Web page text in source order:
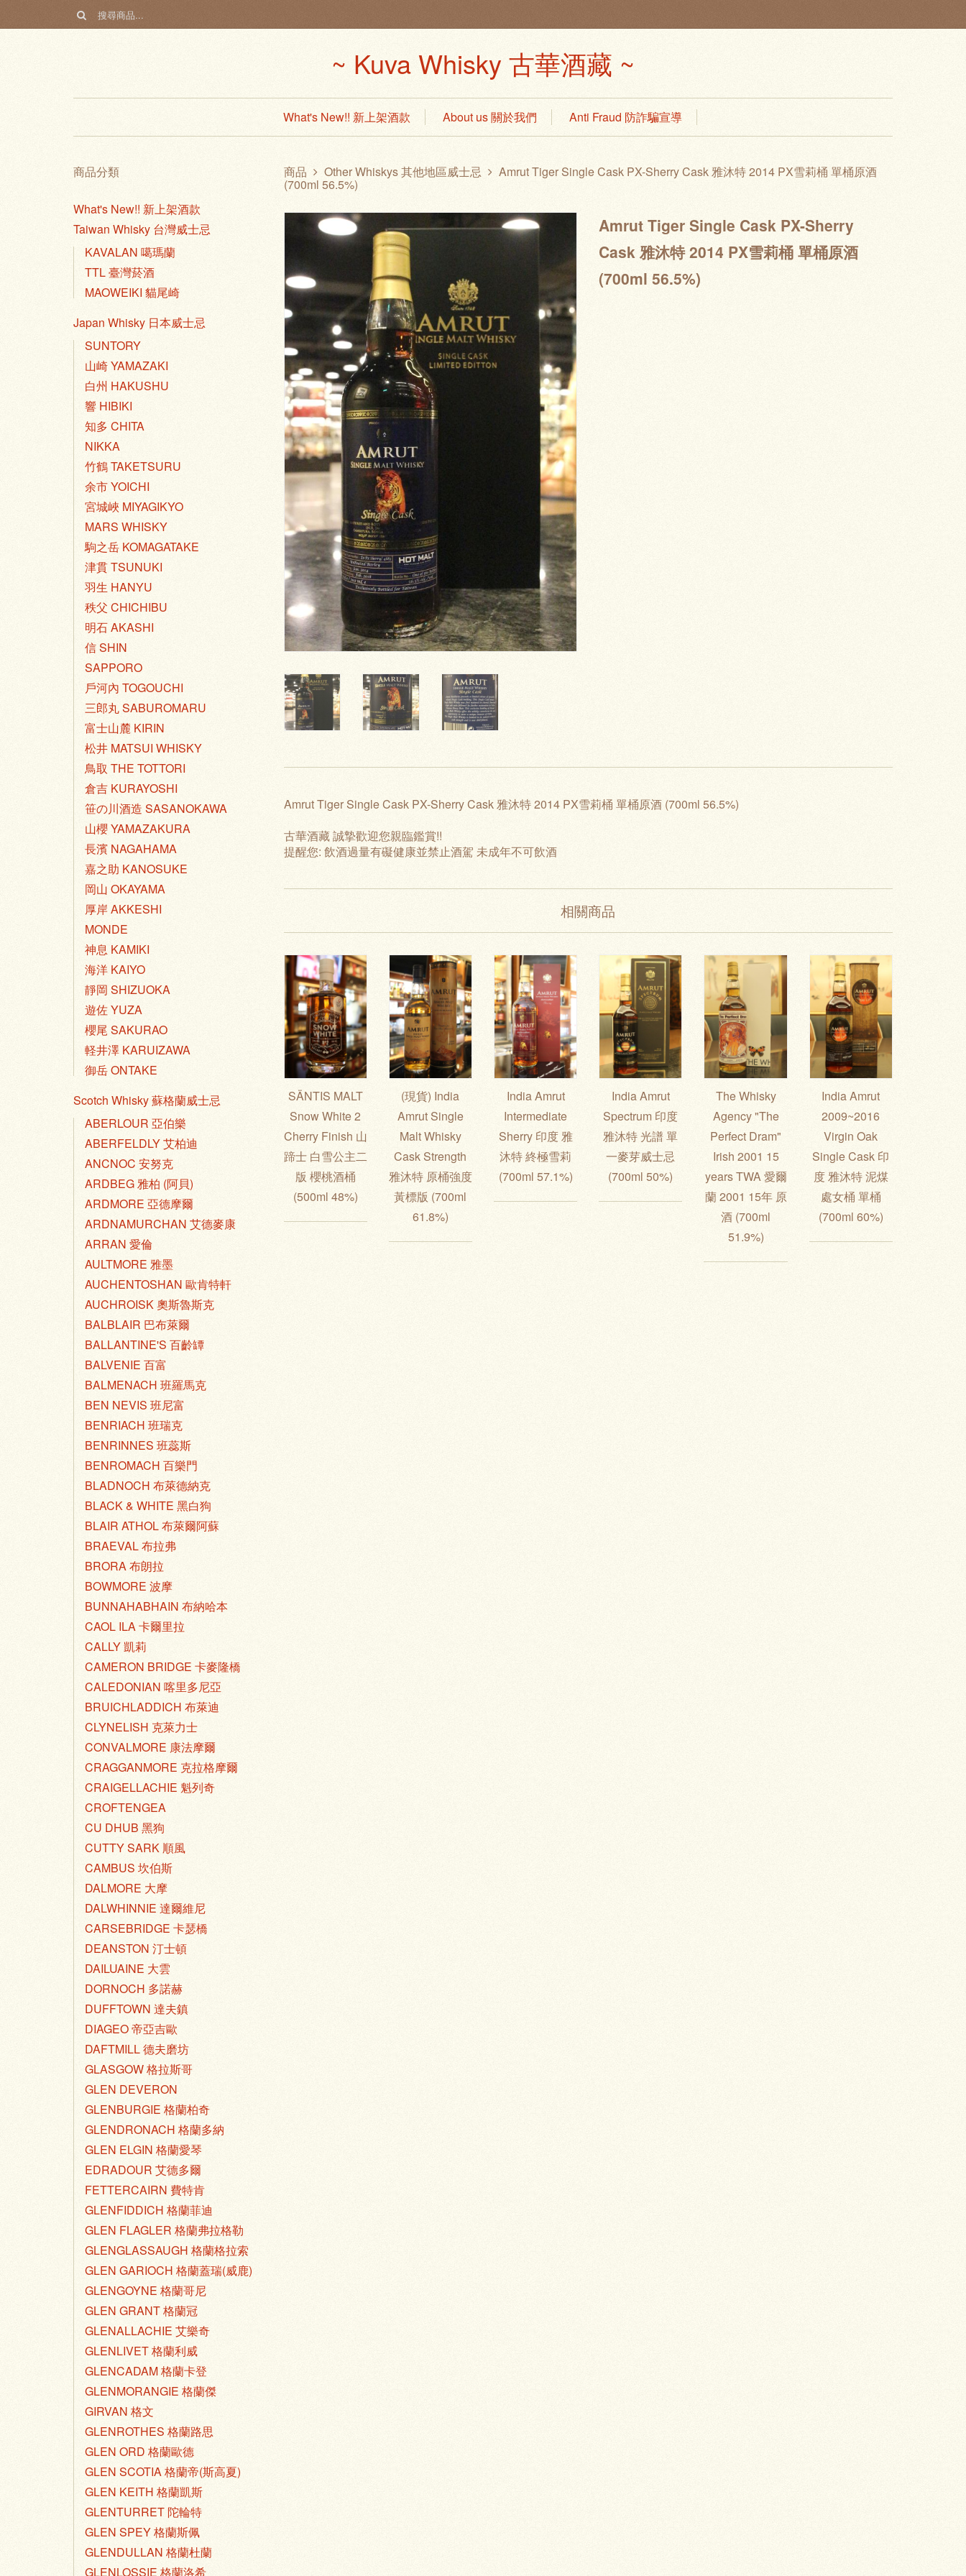
~ Kuva Whisky 古華酒藏 ~
What's New!! 新上架酒款 About us 關於我們 Anti Fraud 防詐騙宣導
商品分類
What's New!! 新上架酒款
Taiwan Whisky 台灣威士忌
KAVALAN 噶瑪蘭
TTL 臺灣菸酒
MAOWEIKI 貓尾崎
Japan Whisky 日本威士忌
SUNTORY
山崎 YAMAZAKI
白州 HAKUSHU
響 HIBIKI
知多 CHITA
NIKKA
竹鶴 TAKETSURU
余市 YOICHI
宮城峽 MIYAGIKYO
MARS WHISKY
駒之岳 KOMAGATAKE
津貫 TSUNUKI
羽生 HANYU
秩父 CHICHIBU
明石 AKASHI
信 SHIN
SAPPORO
戶河內 TOGOUCHI
三郎丸 SABUROMARU
富士山麓 KIRIN
松井 MATSUI WHISKY
鳥取 THE TOTTORI
倉吉 KURAYOSHI
笹の川酒造 SASANOKAWA
山櫻 YAMAZAKURA
長濱 NAGAHAMA
嘉之助 KANOSUKE
岡山 OKAYAMA
厚岸 AKKESHI
MONDE
神息 KAMIKI
海洋 KAIYO
靜岡 SHIZUOKA
遊佐 YUZA
櫻尾 SAKURAO
軽井澤 KARUIZAWA
御岳 ONTAKE
Scotch Whisky 蘇格蘭威士忌
ABERLOUR 亞伯樂
ABERFELDLY 艾柏迪
ANCNOC 安努克
ARDBEG 雅柏 (阿貝)
ARDMORE 亞德摩爾
ARDNAMURCHAN 艾德麥康
ARRAN 愛倫
AULTMORE 雅墨
AUCHENTOSHAN 歐肯特軒
AUCHROISK 奧斯魯斯克
BALBLAIR 巴布萊爾
BALLANTINE'S 百齡罈
BALVENIE 百富
BALMENACH 班羅馬克
BEN NEVIS 班尼富
BENRIACH 班瑞克
BENRINNES 班蕊斯
BENROMACH 百樂門
BLADNOCH 布萊德納克
BLACK & WHITE 黑白狗
BLAIR ATHOL 布萊爾阿蘇
BRAEVAL 布拉弗
BRORA 布朗拉
BOWMORE 波摩
BUNNAHABHAIN 布納哈本
CAOL ILA 卡爾里拉
CALLY 凱莉
CAMERON BRIDGE 卡麥隆橋
CALEDONIAN 喀里多尼亞
BRUICHLADDICH 布萊迪
CLYNELISH 克萊力士
CONVALMORE 康法摩爾
CRAGGANMORE 克拉格摩爾
CRAIGELLACHIE 魁列奇
CROFTENGEA
CU DHUB 黑狗
CUTTY SARK 順風
CAMBUS 坎伯斯
DALMORE 大摩
DALWHINNIE 達爾維尼
CARSEBRIDGE 卡瑟橋
DEANSTON 汀士頓
DAILUAINE 大雲
DORNOCH 多諾赫
DUFFTOWN 達夫鎮
DIAGEO 帝亞吉歐
DAFTMILL 德夫磨坊
GLASGOW 格拉斯哥
GLEN DEVERON
GLENBURGIE 格蘭柏奇
GLENDRONACH 格蘭多納
GLEN ELGIN 格蘭愛琴
EDRADOUR 艾德多爾
FETTERCAIRN 費特肯
GLENFIDDICH 格蘭菲迪
GLEN FLAGLER 格蘭弗拉格勒
GLENGLASSAUGH 格蘭格拉索
GLEN GARIOCH 格蘭蓋瑞(威鹿)
GLENGOYNE 格蘭哥尼
GLEN GRANT 格蘭冠
GLENALLACHIE 艾樂奇
GLENLIVET 格蘭利威
GLENCADAM 格蘭卡登
GLENMORANGIE 格蘭傑
GIRVAN 格文
GLENROTHES 格蘭路思
GLEN ORD 格蘭歐德
GLEN SCOTIA 格蘭帝(斯高夏)
GLEN KEITH 格蘭凱斯
GLENTURRET 陀輪特
GLEN SPEY 格蘭斯佩
GLENDULLAN 格蘭杜蘭
GLENLOSSIE 格蘭洛希
商品 Other Whiskys 其他地區威士忌 Amrut Tiger Single Cask PX-Sherry Cask 雅沐特 2014 PX雪莉桶 單桶原酒
(700ml 56.5%)
Amrut Tiger Single Cask PX-Sherry
Cask 雅沐特 2014 PX雪莉桶 單桶原酒
(700ml 56.5%)
Amrut Tiger Single Cask PX-Sherry Cask 雅沐特 2014 PX雪莉桶 單桶原酒 (700ml 56.5%)
古華酒藏 誠摯歡迎您親臨鑑賞!!
提醒您: 飲酒過量有礙健康並禁止酒駕 未成年不可飲酒
相關商品
SÄNTIS MALT
Snow White 2
Cherry Finish 山
蹄士 白雪公主二
版 櫻桃酒桶
(500ml 48%)
(現貨) India
Amrut Single
Malt Whisky
Cask Strength
雅沐特 原桶強度
黃標版 (700ml
61.8%)
India Amrut
Intermediate
Sherry 印度 雅
沐特 終極雪莉
(700ml 57.1%)
India Amrut
Spectrum 印度
雅沐特 光譜 單
一麥芽威士忌
(700ml 50%)
The Whisky
Agency "The
Perfect Dram"
Irish 2001 15
years TWA 愛爾
蘭 2001 15年 原
酒 (700ml
51.9%)
India Amrut
2009~2016
Virgin Oak
Single Cask 印
度 雅沐特 泥煤
處女桶 單桶
(700ml 60%)